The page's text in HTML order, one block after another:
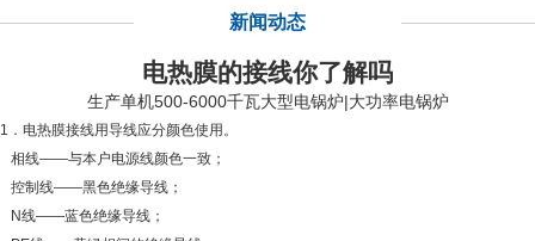
新闻动态
电热膜的接线你了解吗
生产单机500-6000千瓦大型电锅炉|大功率电锅炉
1．电热膜接线用导线应分颜色使用。
相线——与本户电源线颜色一致；
控制线——黑色绝缘导线；
N线——蓝色绝缘导线；